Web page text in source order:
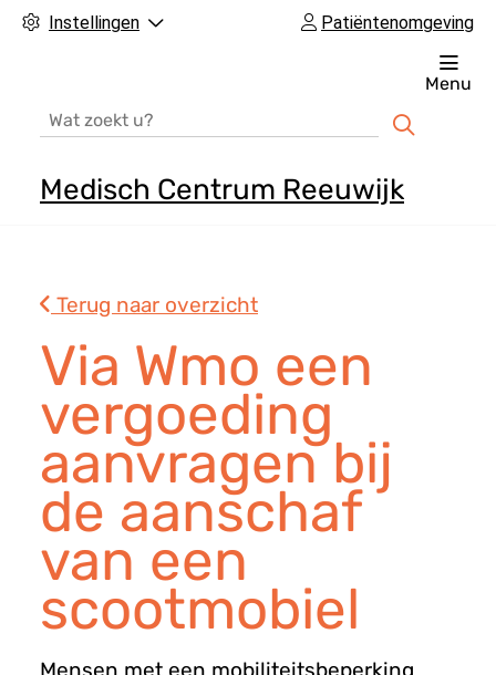
Instellingen Patiëntenomgeving
Medisch Centrum Reeuwijk
f
d
m
e
n
u
Menu
Terug naar overzicht
Via Wmo een
vergoeding
aanvragen bij
de aanschaf
van een
scootmobiel
Mensen met een mobiliteitsbeperking